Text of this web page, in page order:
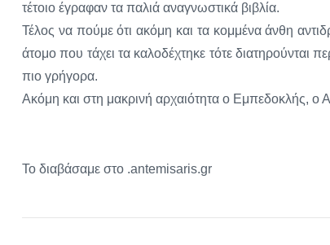
τέτοιο έγραφαν τα παλιά αναγνωστικά βιβλία.
Τέλος να πούμε ότι ακόμη και τα κομμένα άνθη
άτομο που τάχει τα καλοδέχτηκε τότε διατηρούνται
πιο γρήγορα.
Ακόμη και στη μακρινή αρχαιότητα ο Εμπεδοκλής, ο
Το διαβάσαμε στο .antemisaris.gr